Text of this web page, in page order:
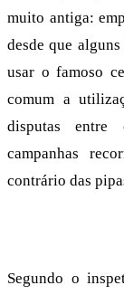
muito antiga:
desde que
usar o famoso
comum a
disputas entre
campanhas
contrário das
Segundo o